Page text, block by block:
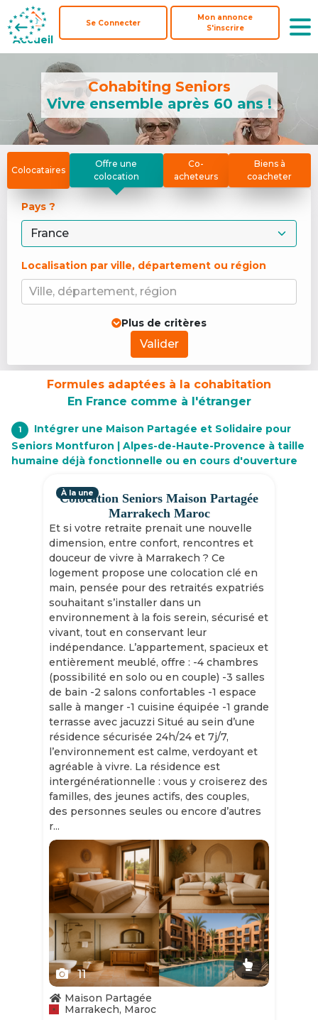
Accueil
Se Connecter
Mon annonce
S'inscrire
Accueil
Se Connecter
Mon annonce
S'inscrire
Cohabiting Seniors
Vivre ensemble après 60 ans !
Colocataires
Offre une
colocation
Co-
acheteurs
Biens à
coacheter
Pays ?
Localisation par ville, département ou région
Ville, département, région
Plus de critères
Valider
Formules adaptées à la cohabitation
En France comme à l'étranger
1
Intégrer une Maison Partagée et Solidaire pour
Seniors Montfuron | Alpes-de-Haute-Provence à taille
humaine déjà fonctionnelle ou en cours d'ouverture
Colocation Seniors Maison Partagée
Marrakech Maroc
Et si votre retraite prenait une nouvelle
dimension, entre confort, rencontres et
douceur de vivre à Marrakech ? Ce
logement propose une colocation clé en
main, pensée pour des retraités expatriés
souhaitant s’installer dans un
environnement à la fois serein, sécurisé et
vivant, tout en conservant leur
indépendance. L’appartement, spacieux et
entièrement meublé, offre : -4 chambres
(possibilité en solo ou en couple) -3 salles
de bain -2 salons confortables -1 espace
salle à manger -1 cuisine équipée -1 grande
terrasse avec jacuzzi Situé au sein d’une
résidence sécurisée 24h/24 et 7j/7,
l’environnement est calme, verdoyant et
agréable à vivre. La résidence est
intergénérationnelle : vous y croiserez des
familles, des jeunes actifs, des couples,
des personnes seules ou encore d’autres
r...
À la une
Slide 1 of 11
11
Maison Partagée
Marrakech, Maroc